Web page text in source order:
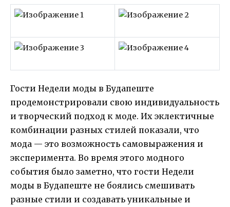
Гости Недели моды в Будапеште
продемонстрировали свою индивидуальность
и творческий подход к моде. Их эклектичные
комбинации разных стилей показали, что
мода — это возможность самовыражения и
эксперимента. Во время этого модного
события было заметно, что гости Недели
моды в Будапеште не боялись смешивать
разные стили и создавать уникальные и